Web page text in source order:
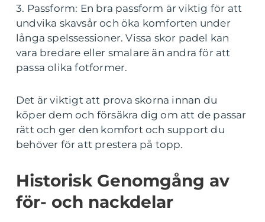
3. Passform: En bra passform är viktig för att
undvika skavsår och öka komforten under
långa spelssessioner. Vissa skor padel kan
vara bredare eller smalare än andra för att
passa olika fotformer.
Det är viktigt att prova skorna innan du
köper dem och försäkra dig om att de passar
rätt och ger den komfort och support du
behöver för att prestera på topp.
Historisk Genomgång av
för- och nackdelar